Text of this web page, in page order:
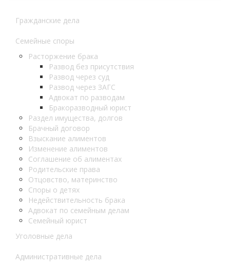
Гражданские дела
Семейные споры
Расторжение брака
Развод без присутствия
Развод через суд
Развод через ЗАГС
Адвокат по разводам
Бракоразводный юрист
Раздел имущества, долгов
Брачный договор
Взыскание алиментов
Изменение алиментов
Соглашение об алиментах
Родительские права
Отцовство, материнство
Споры о детях
Недействительность брака
Адвокат по семейным делам
Семейный юрист
Уголовные дела
Административные дела